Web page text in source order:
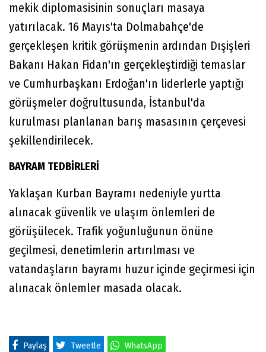
mekik diplomasisinin sonuçları masaya
yatırılacak. 16 Mayıs'ta Dolmabahçe'de
gerçekleşen kritik görüşmenin ardından Dışişleri
Bakanı Hakan Fidan'ın gerçekleştirdiği temaslar
ve Cumhurbaşkanı Erdoğan'ın liderlerle yaptığı
görüşmeler doğrultusunda, İstanbul'da
kurulması planlanan barış masasının çerçevesi
şekillendirilecek.
BAYRAM TEDBİRLERİ
Yaklaşan Kurban Bayramı nedeniyle yurtta
alınacak güvenlik ve ulaşım önlemleri de
görüşülecek. Trafik yoğunluğunun önüne
geçilmesi, denetimlerin artırılması ve
vatandaşların bayramı huzur içinde geçirmesi için
alınacak önlemler masada olacak.
Paylaş Tweetle WhatsApp